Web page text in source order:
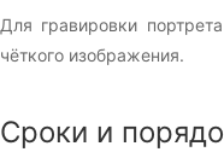
Для гравировки
чёткого изображения.
Сроки и